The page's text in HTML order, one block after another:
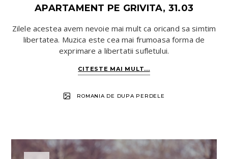
APARTAMENT PE GRIVITA, 31.03
Zilele acestea avem nevoie mai mult ca oricand sa simtim
libertatea. Muzica este cea mai frumoasa forma de
exprimare a libertatii sufletului.
CITESTE MAI MULT...
ROMANIA DE DUPA PERDELE